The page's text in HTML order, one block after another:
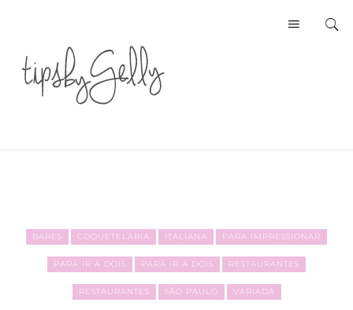
BARES COQUETELARIA ITALIANA PARA IMPRESSIONAR
PARA IR A DOIS PARA IR A DOIS RESTAURANTES
RESTAURANTES SÃO PAULO VARIADA